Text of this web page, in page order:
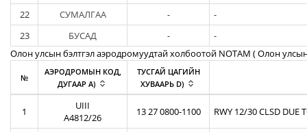
22 СУМАЛГАА -
-
23
БУСАД -
-
Олон улсын бэлтгэл аэродромуудтай холбоотой NOTAM ( Oлон
№
АЭРОДРОМЫН КОД,
ДУГААР A)
ТУСГАЙ ЦАГИЙН
ХУВААРЬ D)
1
UIII
A4812/26
13 27 0800-1100 RWY 12/30 CLSD DUE